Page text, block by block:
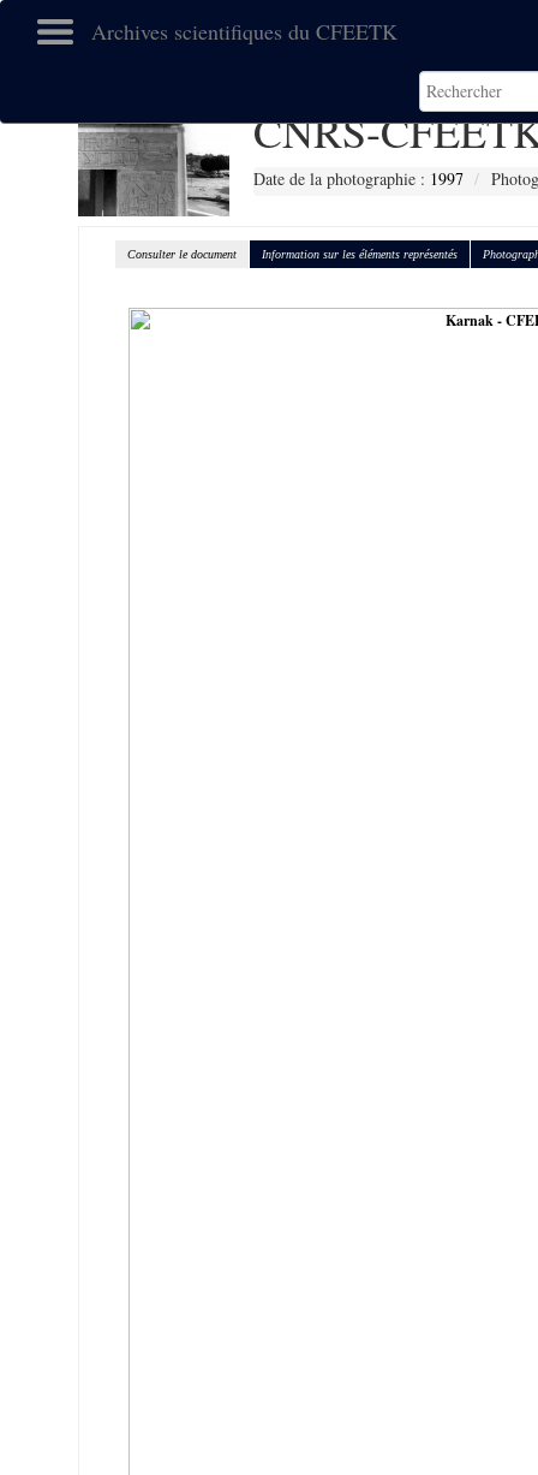
Archives scientifiques du CFEETK
CNRS-
Date de la photographie : 1997
Consulter le document Information sur les éléments représentés